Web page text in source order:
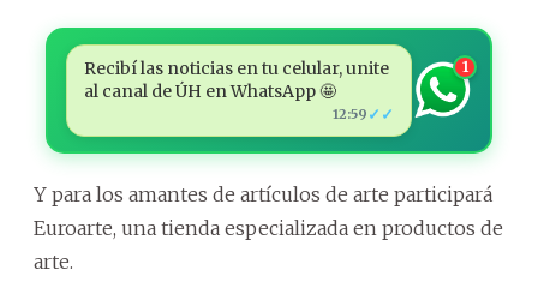
Recibí las noticias en tu celular, unite
al canal de ÚH en WhatsApp 🤩
12:59 ✓✓
1
Y para los amantes de artículos de arte participará
Euroarte, una tienda especializada en productos de
arte.